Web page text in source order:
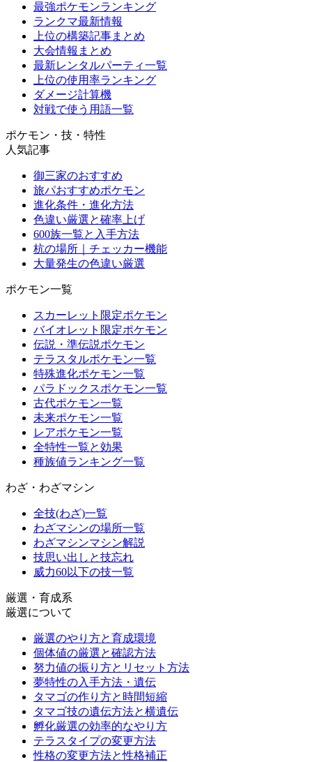
最強ポケモンランキング
ランクマ最新情報
上位の構築記事まとめ
大会情報まとめ
最新レンタルパーティ一覧
上位の使用率ランキング
ダメージ計算機
対戦で使う用語一覧
ポケモン・技・特性
人気記事
御三家のおすすめ
旅パおすすめポケモン
進化条件・進化方法
色違い厳選と確率上げ
600族一覧と入手方法
杭の場所｜チェッカー機能
大量発生の色違い厳選
ポケモン一覧
スカーレット限定ポケモン
バイオレット限定ポケモン
伝説・準伝説ポケモン
テラスタルポケモン一覧
特殊進化ポケモン一覧
パラドックスポケモン一覧
古代ポケモン一覧
未来ポケモン一覧
レアポケモン一覧
全特性一覧と効果
種族値ランキング一覧
わざ・わざマシン
全技(わざ)一覧
わざマシンの場所一覧
わざマシンマシン解説
技思い出しと技忘れ
威力60以下の技一覧
厳選・育成系
厳選について
厳選のやり方と育成環境
個体値の厳選と確認方法
努力値の振り方とリセット方法
夢特性の入手方法・遺伝
タマゴの作り方と時間短縮
タマゴ技の遺伝方法と横遺伝
孵化厳選の効率的なやり方
テラスタイプの変更方法
性格の変更方法と性格補正